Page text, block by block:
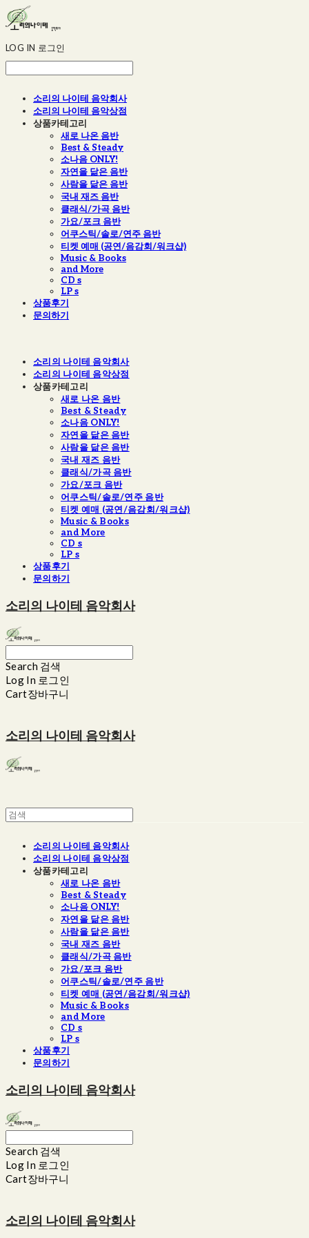
LOG IN 로그인
소리의 나이테 음악회사
소리의 나이테 음악상점
상품카테고리
새로 나온 음반
Best & Steady
소나음 ONLY!
자연을 닮은 음반
사람을 닮은 음반
국내 재즈 음반
클래식/가곡 음반
가요/포크 음반
어쿠스틱/솔로/연주 음반
티켓 예매 (공연/음감회/워크샵)
Music & Books
and More
CD s
LP s
상품후기
문의하기
소리의 나이테 음악회사
소리의 나이테 음악상점
상품카테고리
새로 나온 음반
Best & Steady
소나음 ONLY!
자연을 닮은 음반
사람을 닮은 음반
국내 재즈 음반
클래식/가곡 음반
가요/포크 음반
어쿠스틱/솔로/연주 음반
티켓 예매 (공연/음감회/워크샵)
Music & Books
and More
CD s
LP s
상품후기
문의하기
소리의 나이테 음악회사
Search 검색
Log In 로그인
Cart장바구니
소리의 나이테 음악회사
소리의 나이테 음악회사
소리의 나이테 음악상점
상품카테고리
새로 나온 음반
Best & Steady
소나음 ONLY!
자연을 닮은 음반
사람을 닮은 음반
국내 재즈 음반
클래식/가곡 음반
가요/포크 음반
어쿠스틱/솔로/연주 음반
티켓 예매 (공연/음감회/워크샵)
Music & Books
and More
CD s
LP s
상품후기
문의하기
소리의 나이테 음악회사
Search 검색
Log In 로그인
Cart장바구니
소리의 나이테 음악회사